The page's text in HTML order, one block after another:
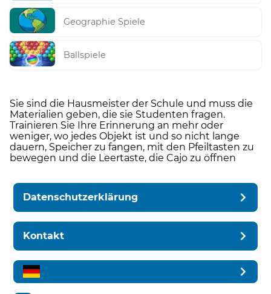
Geographie Spiele
Ballspiele
Sie sind die Hausmeister der Schule und muss die
Materialien geben, die sie Studenten fragen.
Trainieren Sie Ihre Erinnerung an mehr oder
weniger, wo jedes Objekt ist und so nicht lange
dauern, Speicher zu fangen, mit den Pfeiltasten zu
bewegen und die Leertaste, die Cajo zu öffnen
Datenschutzerklärung
Kontakt